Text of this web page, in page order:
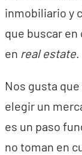
inmobiliario y
que buscar
en real estate.
Nos gusta
elegir un
es un paso
no toman en